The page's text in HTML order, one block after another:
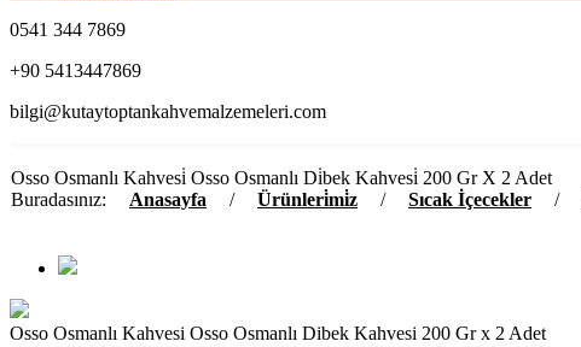
0541 344 7869
+90 5413447869
bilgi@kutaytoptankahvemalzemeleri.com
Osso Osmanlı Kahvesi̇ Osso Osmanlı Di̇bek Kahvesi̇ 200 Gr X 2 Adet
Buradasınız:
Anasayfa / Ürünleri̇mi̇z / Sıcak İçecekler /
Osso Osmanlı Kahvesi Osso Osmanlı Dibek Kahvesi 200 Gr x 2 Adet